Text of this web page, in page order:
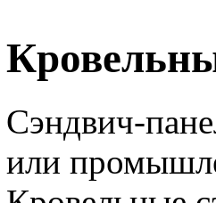
Сэндвич-
или